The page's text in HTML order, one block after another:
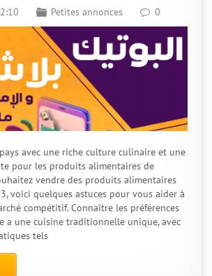
Petites annonces 0
avec une riche culture culinaire et une
pour les produits alimentaires de
vendre des produits alimentaires
voici quelques astuces pour vous aider à
compétitif. Connaître les préférences
a une cuisine traditionnelle unique, avec
tels